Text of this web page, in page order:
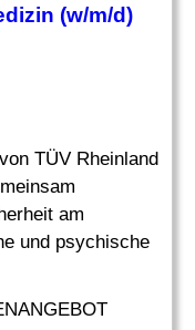
(w/m/d)
TÜV Rheinland
am
und psychische